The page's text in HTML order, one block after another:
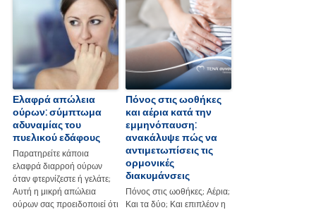
Ελαφρά απώλεια
ούρων: σύμπτωμα
αδυναμίας του
πυελικού εδάφους
Παρατηρείτε κάποια
ελαφρά διαρροή ούρων
όταν φτερνίζεστε ή γελάτε;
Αυτή η μικρή απώλεια
ούρων σας προειδοποιεί ότι
Πόνος στις ωοθήκες
και αέρια κατά την
εμμηνόπαυση:
ανακάλυψε πώς να
αντιμετωπίσεις τις
ορμονικές
διακυμάνσεις
Πόνος στις ωοθήκες; Αέρια;
Και τα δύο; Και επιπλέον η